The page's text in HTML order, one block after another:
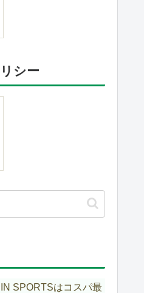
シー
SPORTSはコスパ最